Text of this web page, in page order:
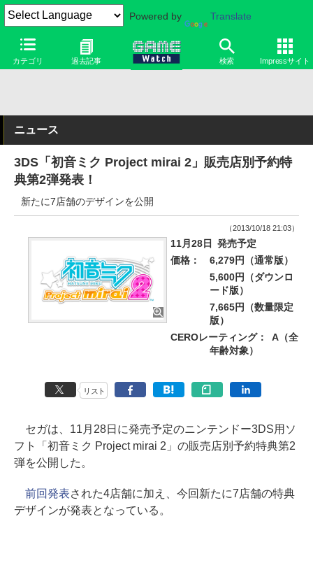
Powered by Translate
カテゴリ 過去記事 検索 Impressサイト
ニュース
3DS「初音ミク Project mirai 2」販売店別予約特
典第2弾発表！
新たに7店舗のデザインを公開
（2013/10/18 21:03）
11月28日
発売予定
価格：
6,279円（通常版）
5,600円（ダウンロ
ード版）
7,665円（数量限定
版）
CEROレーティング：
A（全
年齢対象）
リスト
セガは、11月28日に発売予定のニンテンドー3DS用ソ
フト「初音ミク Project mirai 2」の販売店別予約特典第2
弾を公開した。
前回発表された4店舗に加え、今回新たに7店舗の特典
デザインが発表となっている。